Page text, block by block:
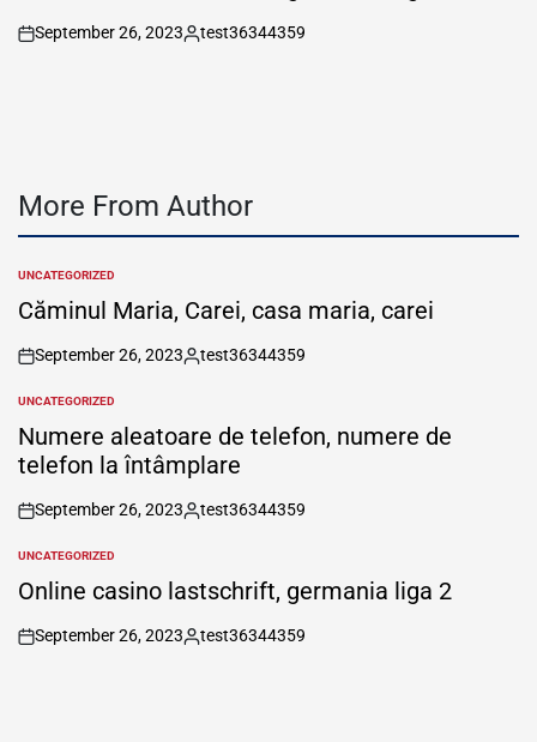
on
September 26, 2023
Posted
test36344359
More From Author
POSTED
IN
UNCATEGORIZED
Căminul Maria, Carei, casa maria, carei
on
September 26, 2023
Posted
test36344359
POSTED
IN
UNCATEGORIZED
Numere aleatoare de telefon, numere de
telefon la întâmplare
on
September 26, 2023
Posted
test36344359
POSTED
IN
UNCATEGORIZED
Online casino lastschrift, germania liga 2
on
September 26, 2023
Posted
test36344359